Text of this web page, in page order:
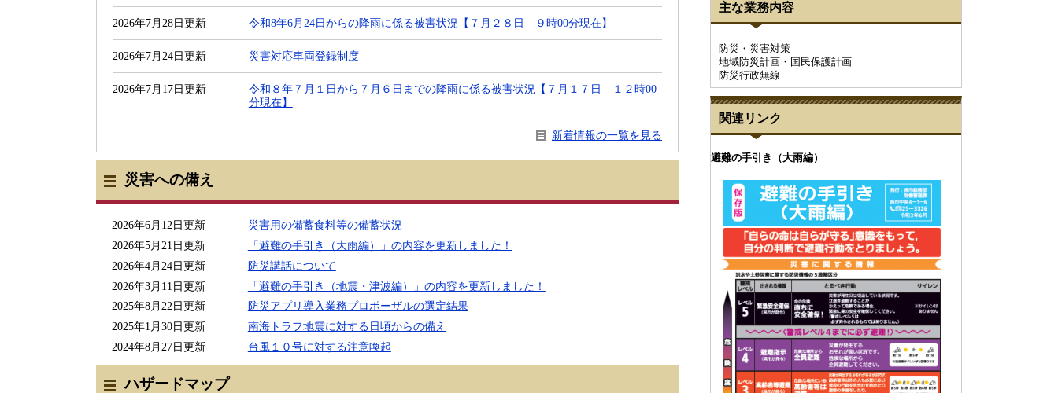
2026年7月28日更新 令和8年6月24日からの降雨に係る被害状況【７月２８日 ９時00分現在】
2026年7月24日更新 災害対応車両登録制度
2026年7月17日更新
令和８年７月１日から７月６日までの降雨に係る被害状況【７月１７日 １２時00
分現在】
新着情報の一覧を見る
災害への備え
2026年6月12日更新
災害用の備蓄食料等の備蓄状況
2026年5月21日更新
「避難の手引き（大雨編）」の内容を更新しました！
2026年4月24日更新
防災講話について
2026年3月11日更新
「避難の手引き（地震・津波編）」の内容を更新しました！
2025年8月22日更新
防災アプリ導入業務プロポーザルの選定結果
2025年1月30日更新
南海トラフ地震に対する日頃からの備え
2024年8月27日更新
台風１０号に対する注意喚起
ハザードマップ
主な業務内容
防災・災害対策
地域防災計画・国民保護計画
防災行政無線
関連リンク
避難の手引き（大雨編）